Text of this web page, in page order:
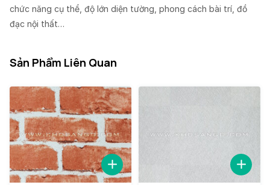
chức năng cụ thể, độ lớn diện tường, phong cách bài trí, đồ
đạc nội thất…
Sản Phẩm Liên Quan